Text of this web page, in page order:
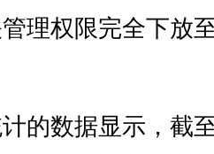
理权限完全下放
数据显示，截